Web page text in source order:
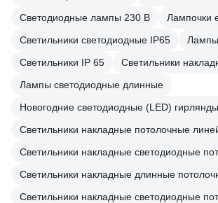
Светодиодные лампы 230 В
Лампочки
Светильники светодиодные IP65
Светильники IP 65
Светильники
Лампы светодиодные длинные
Новогодние светодиодные (LED)
Светильники накладные потолочные
Светильники накладные длинные
Светильники накладные светодиодные